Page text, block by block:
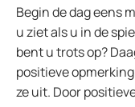
Begin de dag eens
u ziet als u in de
bent u trots op?
positieve
ze uit. Door